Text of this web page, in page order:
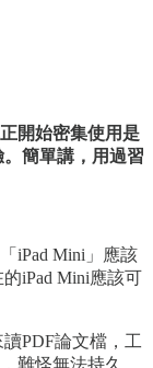
開始密集使用是
簡單講，用過習
iPad Mini」應該
iPad Mini應該可
PDF論文檔，工